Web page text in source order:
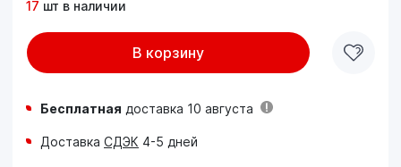
17 шт в наличии
В корзину
Бесплатная доставка 10 августа
Доставка СДЭК 4-5 дней